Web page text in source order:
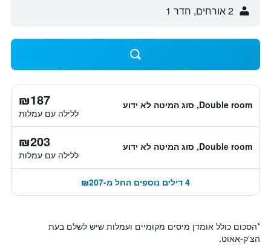
2 אורחים, חדר 1
Double room, סוג המיטה לא ידוע ₪187
ללילה עם עמלות
Double room, סוג המיטה לא ידוע ₪203
ללילה עם עמלות
4 דילים נוספים החל מ-₪207
*הסכום כולל אומדן מיסים מקומיים ועמלות שיש לשלם בעת
הצ'ק-אאוט.